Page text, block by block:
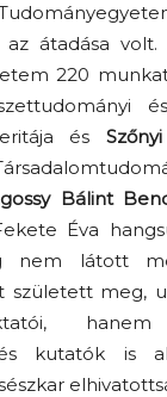
az átadása
220
és
Bálint
Éva
nem látott
született meg,
hanem
kutatók is